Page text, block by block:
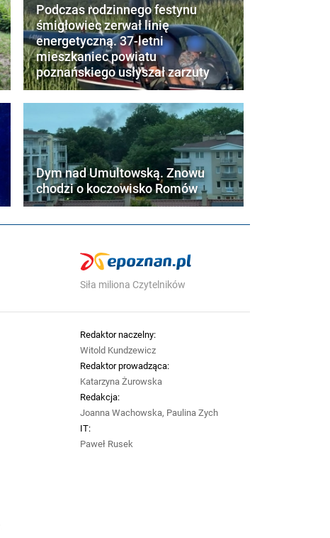
Podczas rodzinnego festynu
śmigłowiec zerwał linię
energetyczną. 37-letni
mieszkaniec powiatu
poznańskiego usłyszał zarzuty
Dym nad Umultowską. Znowu
chodzi o koczowisko Romów
Siła miliona Czytelników
Redaktor naczelny:
Witold Kundzewicz
Redaktor prowadząca:
Katarzyna Żurowska
Redakcja:
Joanna Wachowska, Paulina Zych
IT:
Paweł Rusek